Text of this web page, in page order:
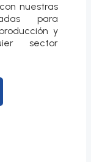
nuestras
para
y
sector